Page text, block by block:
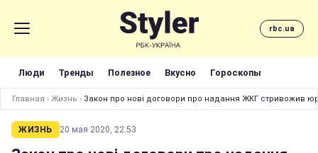
rbc.ua
Люди Тренды Полезное Вкусно Гороскопы
Главная › Жизнь › Закон про нові договори про надання ЖКГ стривожив
ЖИЗНЬ 20 мая 2020, 22:53